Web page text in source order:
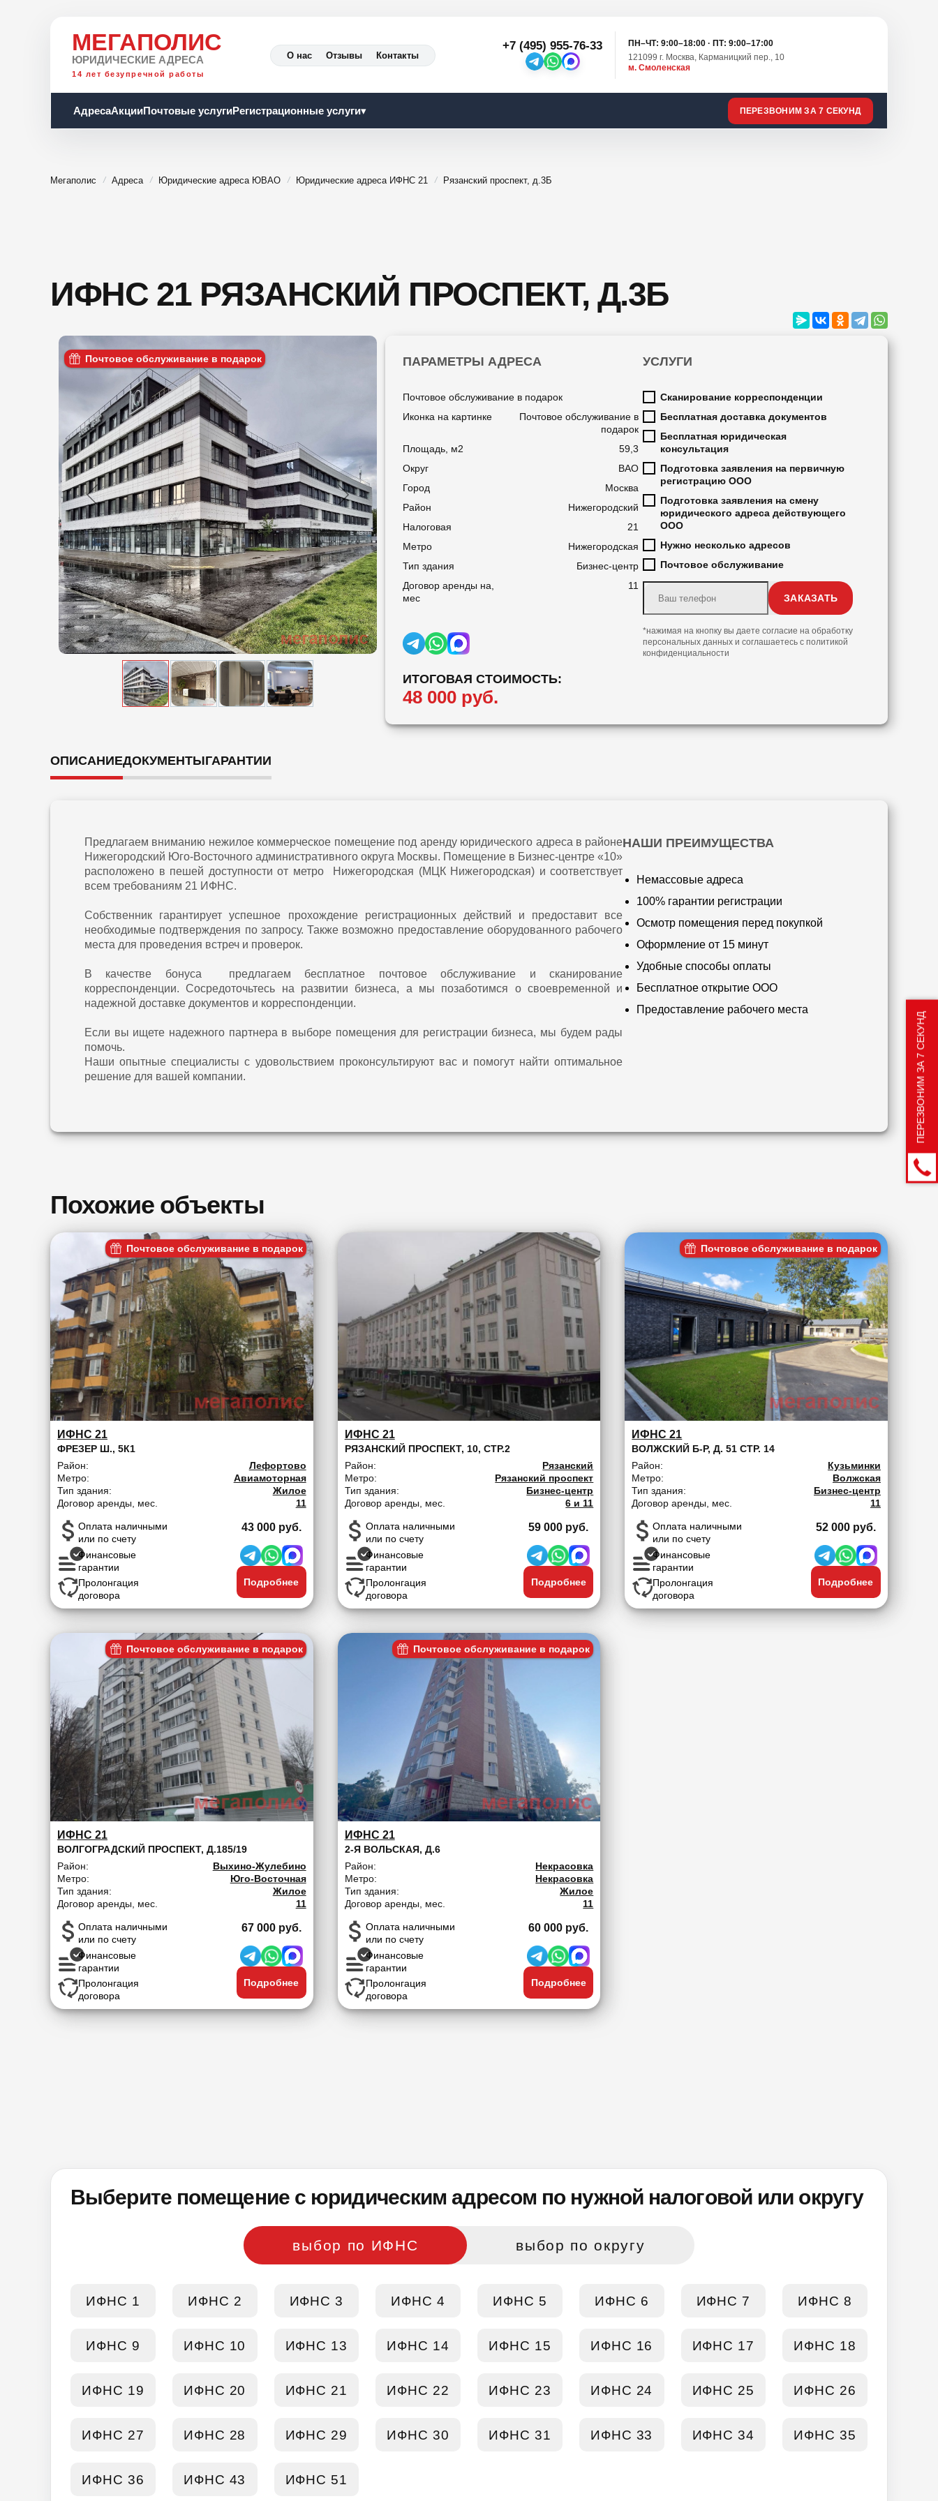
МЕГАПОЛИС
ЮРИДИЧЕСКИЕ АДРЕСА
14 лет безупречной работы
О нас Отзывы Контакты
+7 (495) 955-76-33
ПН–ЧТ: 9:00–18:00 · ПТ: 9:00–17:00
121099 г. Москва, Карманицкий пер., 10
м. Смоленская
АдресаАкцииПочтовые услугиРегистрационные услуги▾ ПЕРЕЗВОНИМ ЗА 7 СЕКУНД
Мегаполис Адреса Юридические адреса ЮВАО Юридические адреса ИФНС 21 Рязанский проспект, д.3Б
ИФНС 21 РЯЗАНСКИЙ ПРОСПЕКТ, Д.3Б
Почтовое обслуживание в подарок ПАРАМЕТРЫ АДРЕСА
Почтовое обслуживание в подарок
Иконка на картинке
Почтовое обслуживание в
подарок
Площадь, м2
59,3
Округ
ВАО
Город
Москва
Район
Нижегородский
Налоговая
21
Метро
Нижегородская
Тип здания
Бизнес-центр
Договор аренды на,
мес
11
ИТОГОВАЯ СТОИМОСТЬ:
48 000 руб.
УСЛУГИ
Сканирование корреспонденции
Бесплатная доставка документов
Бесплатная юридическая
консультация
Подготовка заявления на первичную
регистрацию ООО
Подготовка заявления на смену
юридического адреса действующего
ООО
Нужно несколько адресов
Почтовое обслуживание
*нажимая на кнопку вы даете согласие на обработку
персональных данных и соглашаетесь с политикой
конфиденциальности
ОПИСАНИЕДОКУМЕНТЫГАРАНТИИ
Предлагаем вниманию нежилое коммерческое помещение под аренду юридического адреса в районе
Нижегородский Юго-Восточного административного округа Москвы. Помещение в Бизнес-центре «10»
расположено в пешей доступности от метро Нижегородская (МЦК Нижегородская) и соответствует
всем требованиям 21 ИФНС.
Собственник гарантирует успешное прохождение регистрационных действий и предоставит все
необходимые подтверждения по запросу. Также возможно предоставление оборудованного рабочего
места для проведения встреч и проверок.
В качестве бонуса предлагаем бесплатное почтовое обслуживание и сканирование
корреспонденции. Сосредоточьтесь на развитии бизнеса, а мы позаботимся о своевременной и
надежной доставке документов и корреспонденции.
Если вы ищете надежного партнера в выборе помещения для регистрации бизнеса, мы будем рады
помочь.
Наши опытные специалисты с удовольствием проконсультируют вас и помогут найти оптимальное
решение для вашей компании.
НАШИ ПРЕИМУЩЕСТВА
Немассовые адреса
100% гарантии регистрации
Осмотр помещения перед покупкой
Оформление от 15 минут
Удобные способы оплаты
Бесплатное открытие ООО
Предоставление рабочего места
Похожие объекты
Почтовое обслуживание в подарок
ИФНС 21
ФРЕЗЕР Ш., 5К1
Район:
Лефортово
Метро:
Авиамоторная
Тип здания:
Жилое
Договор аренды, мес.
11
Оплата наличными
или по счету
Финансовые
гарантии
Пролонгация
договора
43 000 руб.
Подробнее
ИФНС 21
РЯЗАНСКИЙ ПРОСПЕКТ, 10, СТР.2
Район:
Рязанский
Метро:
Рязанский проспект
Тип здания:
Бизнес-центр
Договор аренды, мес.
6 и 11
Оплата наличными
или по счету
Финансовые
гарантии
Пролонгация
договора
59 000 руб.
Подробнее
Почтовое обслуживание в подарок
ИФНС 21
ВОЛЖСКИЙ Б-Р, Д. 51 СТР. 14
Район:
Кузьминки
Метро:
Волжская
Тип здания:
Бизнес-центр
Договор аренды, мес.
11
Оплата наличными
или по счету
Финансовые
гарантии
Пролонгация
договора
52 000 руб.
Подробнее
Почтовое обслуживание в подарок
ИФНС 21
ВОЛГОГРАДСКИЙ ПРОСПЕКТ, Д.185/19
Район:
Выхино-Жулебино
Метро:
Юго-Восточная
Тип здания:
Жилое
Договор аренды, мес.
11
Оплата наличными
или по счету
Финансовые
гарантии
Пролонгация
договора
67 000 руб.
Подробнее
Почтовое обслуживание в подарок
ИФНС 21
2-Я ВОЛЬСКАЯ, Д.6
Район:
Некрасовка
Метро:
Некрасовка
Тип здания:
Жилое
Договор аренды, мес.
11
Оплата наличными
или по счету
Финансовые
гарантии
Пролонгация
договора
60 000 руб.
Подробнее
Выберите помещение с юридическим адресом по нужной налоговой или округу
выбор по ИФНС выбор по округу
ИФНС 1 ИФНС 2 ИФНС 3 ИФНС 4 ИФНС 5 ИФНС 6 ИФНС 7 ИФНС 8
ИФНС 9 ИФНС 10 ИФНС 13 ИФНС 14 ИФНС 15 ИФНС 16 ИФНС 17 ИФНС 18
ИФНС 19 ИФНС 20 ИФНС 21 ИФНС 22 ИФНС 23 ИФНС 24 ИФНС 25 ИФНС 26
ИФНС 27 ИФНС 28 ИФНС 29 ИФНС 30 ИФНС 31 ИФНС 33 ИФНС 34 ИФНС 35
ИФНС 36 ИФНС 43 ИФНС 51
ПЕРЕЗВОНИМ ЗА 7 СЕКУНД